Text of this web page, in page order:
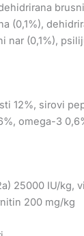
(0,1%),
nar (0,1%),
12%, sirovi
omega-3
25000 IU/kg,
200 mg/kg